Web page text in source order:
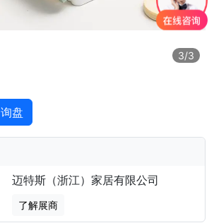
3/3
询盘
迈特斯（浙江）家居有限公司
了解展商